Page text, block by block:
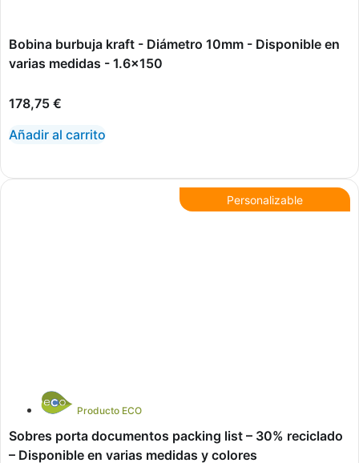
Bobina burbuja kraft - Diámetro 10mm - Disponible en
varias medidas - 1.6x150
178,75 €
Añadir al carrito
Personalizable
Producto ECO
Sobres porta documentos packing list – 30% reciclado
– Disponible en varias medidas y colores